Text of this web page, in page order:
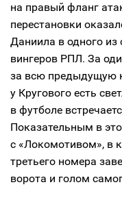
на правый фланг
перестановки
Даниила в одного
вингеров РПЛ. За
за всю предыдущую
у Кругового есть
в футболе
Показательным в
с «Локомотивом», в
третьего номера
ворота и голом